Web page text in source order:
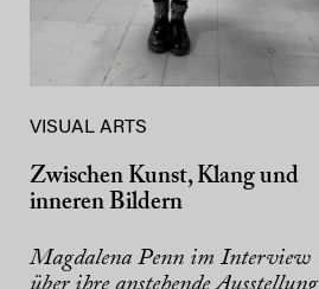
VISUAL ARTS
Zwischen Kunst, Klang und
inneren Bildern
Magdalena Penn im Interview
über ihre anstehende Ausstellung